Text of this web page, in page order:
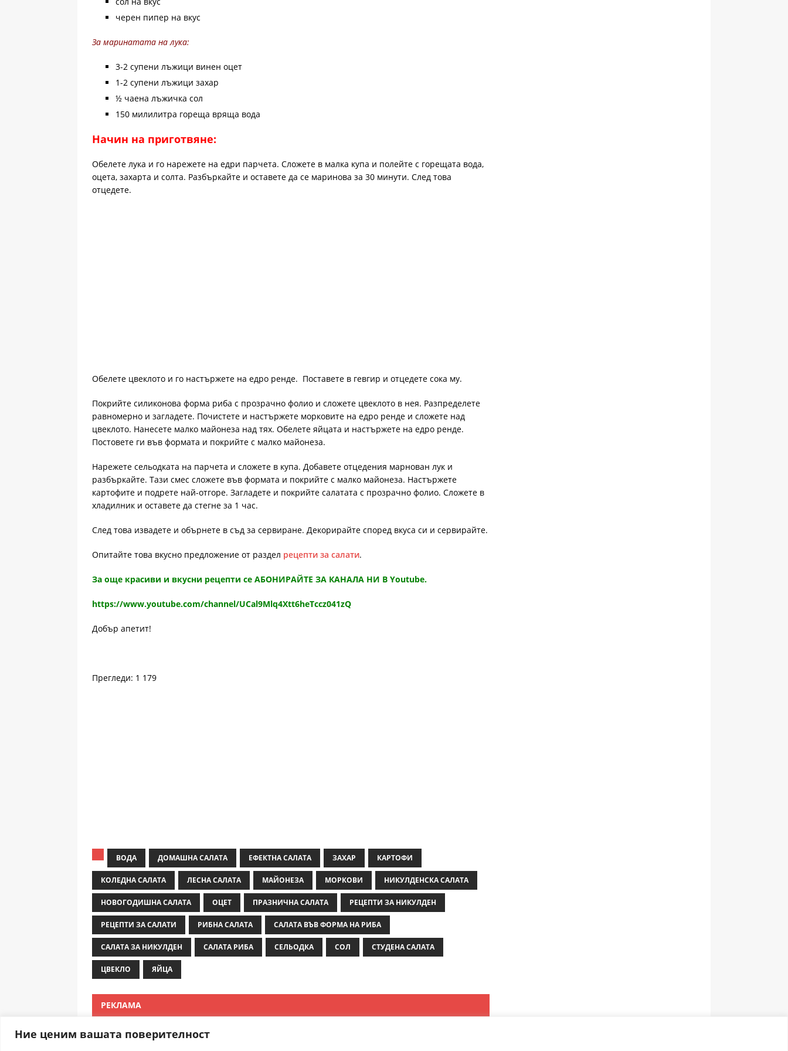
Ние ценим вашата поверителност
черен пипер на вкус
За маринатата на лука:
3-2 супени лъжици винен оцет
1-2 супени лъжици захар
½ чаена лъжичка сол
150 милилитра гореща вряща вода
Начин на приготвяне:
Обелете лука и го нарежете на едри парчета. Сложете в малка купа и полейте с горещата вода,
оцета, захарта и солта. Разбъркайте и оставете да се маринова за 30 минути. След това
отцедете.
Обелете цвеклото и го настържете на едро ренде. Поставете в гевгир и отцедете сока му.
Покрийте силиконова форма риба с прозрачно фолио и сложете цвеклото в нея. Разпределете
равномерно и загладете. Почистете и настържете морковите на едро ренде и сложете над
цвеклото. Нанесете малко майонеза над тях. Обелете яйцата и настържете на едро ренде.
Постовете ги във формата и покрийте с малко майонеза.
Нарежете сельодката на парчета и сложете в купа. Добавете отцедения марнован лук и
разбъркайте. Тази смес сложете във формата и покрийте с малко майонеза. Настържете
картофите и подрете най-отгоре. Загладете и покрийте салатата с прозрачно фолио. Сложете в
хладилник и оставете да стегне за 1 час.
След това извадете и обърнете в съд за сервиране. Декорирайте според вкуса си и сервирайте.
Опитайте това вкусно предложение от раздел рецепти за салати.
За още красиви и вкусни рецепти се АБОНИРАЙТЕ ЗА КАНАЛА НИ В Youtube.
https://www.youtube.com/channel/UCal9Mlq4Xtt6heTccz041zQ
Добър апетит!
Прегледи: 1 179
ВОДА ДОМАШНА САЛАТА ЕФЕКТНА САЛАТА ЗАХАР КАРТОФИ
КОЛЕДНА САЛАТА ЛЕСНА САЛАТА МАЙОНЕЗА МОРКОВИ НИКУЛДЕНСКА САЛАТА
НОВОГОДИШНА САЛАТА ОЦЕТ ПРАЗНИЧНА САЛАТА РЕЦЕПТИ ЗА НИКУЛДЕН
РЕЦЕПТИ ЗА САЛАТИ РИБНА САЛАТА САЛАТА ВЪВ ФОРМА НА РИБА
САЛАТА ЗА НИКУЛДЕН САЛАТА РИБА СЕЛЬОДКА СОЛ СТУДЕНА САЛАТА
ЦВЕКЛО ЯЙЦА
РЕКЛАМА